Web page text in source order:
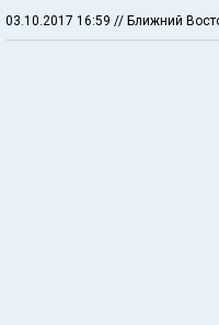
03.10.2017 16:59 // Ближний